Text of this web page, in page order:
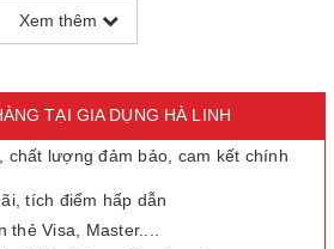
kế cầm tay thông minh, kiểu dáng
màu sắc trẻ trung
Xem thêm
TẠI GIA DỤNG HÀ LINH
chất lượng đảm bảo, cam kết chính
tích điểm hấp dẫn
thẻ Visa, Master....